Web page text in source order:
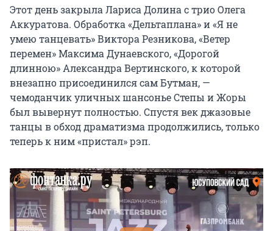
Этот день закрыла Лариса Долина с трио Олега
Аккуратова. Обработка «Дельтаплана» и «Я не
умею танцевать» Виктора Резникова, «Ветер
перемен» Максима Дунаевского, «Дорогой
длинною» Александра Вертинского, к которой
внезапно присоединился сам Бутман, —
чемоданчик уличных шансонье Степы и Жоры
был вывернут полностью. Спустя век джазовые
танцы в обход драматизма продолжились, только
теперь к ним «пристал» рэп.